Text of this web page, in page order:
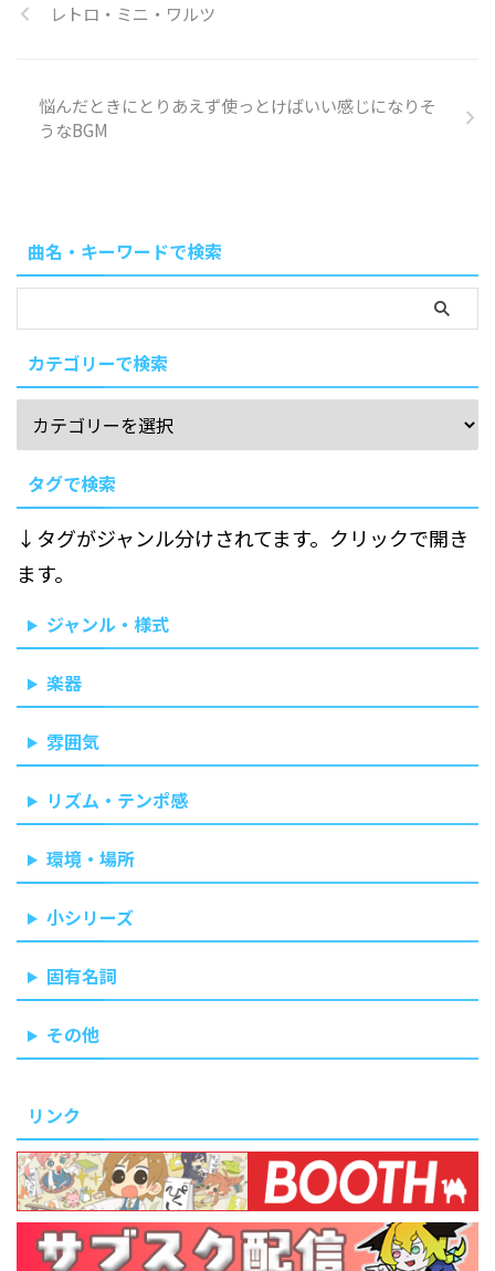
レトロ・ミニ・ワルツ
悩んだときにとりあえず使っとけばいい感じになりそ
うなBGM
曲名・キーワードで検索
カテゴリーで検索
タグで検索
↓タグがジャンル分けされてます。クリックで開き
ます。
ジャンル・様式
楽器
雰囲気
リズム・テンポ感
環境・場所
小シリーズ
固有名詞
その他
リンク